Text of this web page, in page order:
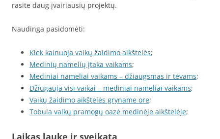
rasite daug įvairiausių projektų.
Naudinga pasidomėti:
Kiek kainuoja vaikų žaidimo aikštelės;
Medinių namelių įtaka vaikams;
Mediniai nameliai vaikams – džiaugsmas ir tėvams;
Džiūgauja visi vaikai – mediniai nameliai vaikams;
Vaikų žaidimo aikštelės gryname ore;
Tobula vaikų pramogų oazė medinėje aikštelėje;
Laikas lauke ir sveikata